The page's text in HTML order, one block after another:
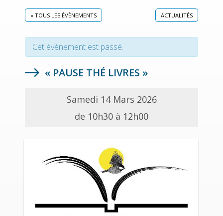
« TOUS LES ÉVÈNEMENTS ACTUALITÉS
Cet évènement est passé.
« PAUSE THÉ LIVRES »
Samedi 14 Mars 2026
de 10h30 à 12h00